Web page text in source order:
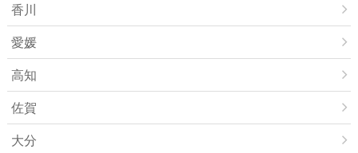
香川
愛媛
高知
佐賀
大分